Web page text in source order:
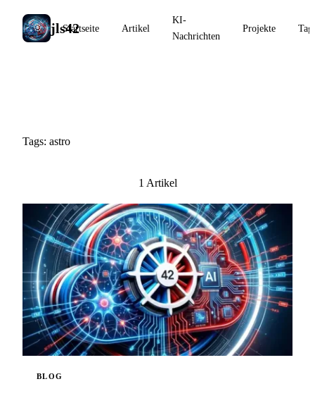
jls42
Startseite Artikel
KI-
Nachrichten
Projekte
Tags: astro
1 Artikel
BLOG